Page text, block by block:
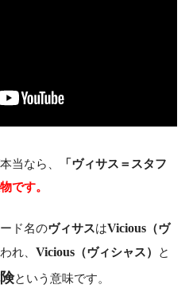
当なら、
「ヴィサス＝スタフ
です。
ド名のヴィサスはVicious （ヴ
れ、 Vicious （ヴィシャス）
と
という意味です。